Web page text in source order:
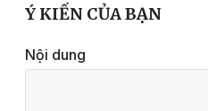
Ý KIẾN CỦA BẠN
Nội dung